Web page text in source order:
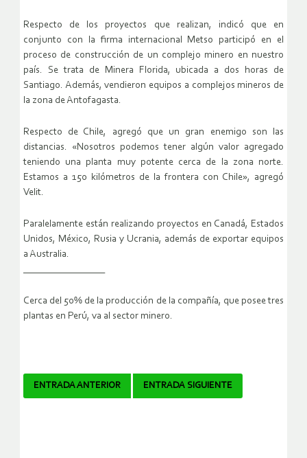
Respecto de los proyectos que realizan, indicó que en
conjunto con la firma internacional Metso participó en el
proceso de construcción de un complejo minero en nuestro
país. Se trata de Minera Florida, ubicada a dos horas de
Santiago. Además, vendieron equipos a complejos mineros de
la zona de Antofagasta.
Respecto de Chile, agregó que un gran enemigo son las
distancias. «Nosotros podemos tener algún valor agregado
teniendo una planta muy potente cerca de la zona norte.
Estamos a 150 kilómetros de la frontera con Chile», agregó
Velit.
Paralelamente están realizando proyectos en Canadá, Estados
Unidos, México, Rusia y Ucrania, además de exportar equipos
a Australia.
Cerca del 50% de la producción de la compañía, que posee tres
plantas en Perú, va al sector minero.
Navegador
ENTRADA ANTERIOR ENTRADA SIGUIENTE